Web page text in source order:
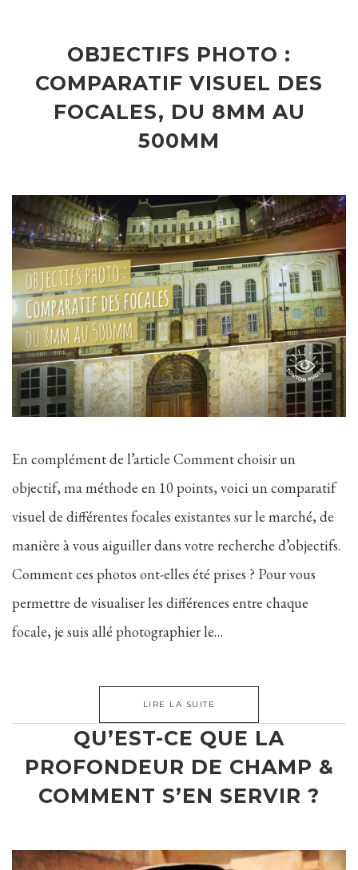
OBJECTIFS PHOTO :
COMPARATIF VISUEL DES
FOCALES, DU 8MM AU
500MM
En complément de l’article Comment choisir un
objectif, ma méthode en 10 points, voici un comparatif
visuel de différentes focales existantes sur le marché, de
manière à vous aiguiller dans votre recherche d’objectifs.
Comment ces photos ont-elles été prises ? Pour vous
permettre de visualiser les différences entre chaque
focale, je suis allé photographier le…
LIRE LA SUITE
QU’EST-CE QUE LA
PROFONDEUR DE CHAMP &
COMMENT S’EN SERVIR ?